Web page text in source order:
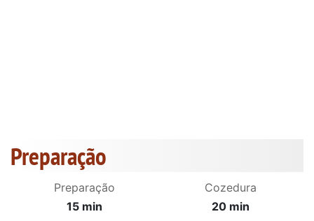
Preparação
Preparação
15 min
Cozedura
20 min